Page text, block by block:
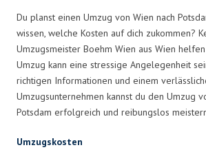
Du planst einen Umzug von Wien nach
wissen, welche Kosten auf dich zukommen?
Umzugsmeister Boehm Wien aus Wien
Umzug kann eine stressige Angelegenheit
richtigen Informationen und einem
Umzugsunternehmen kannst du den Umzug
Potsdam erfolgreich und reibungslos
Umzugskosten